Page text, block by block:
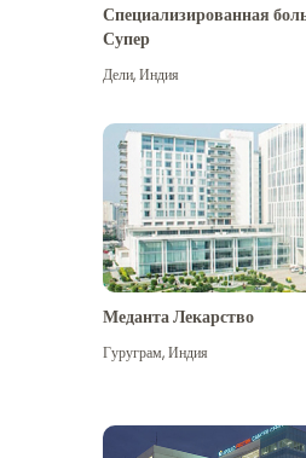
Специализированная
Супер
Дели,Индия
Меданта Лекарство
Гуруграм,Индия